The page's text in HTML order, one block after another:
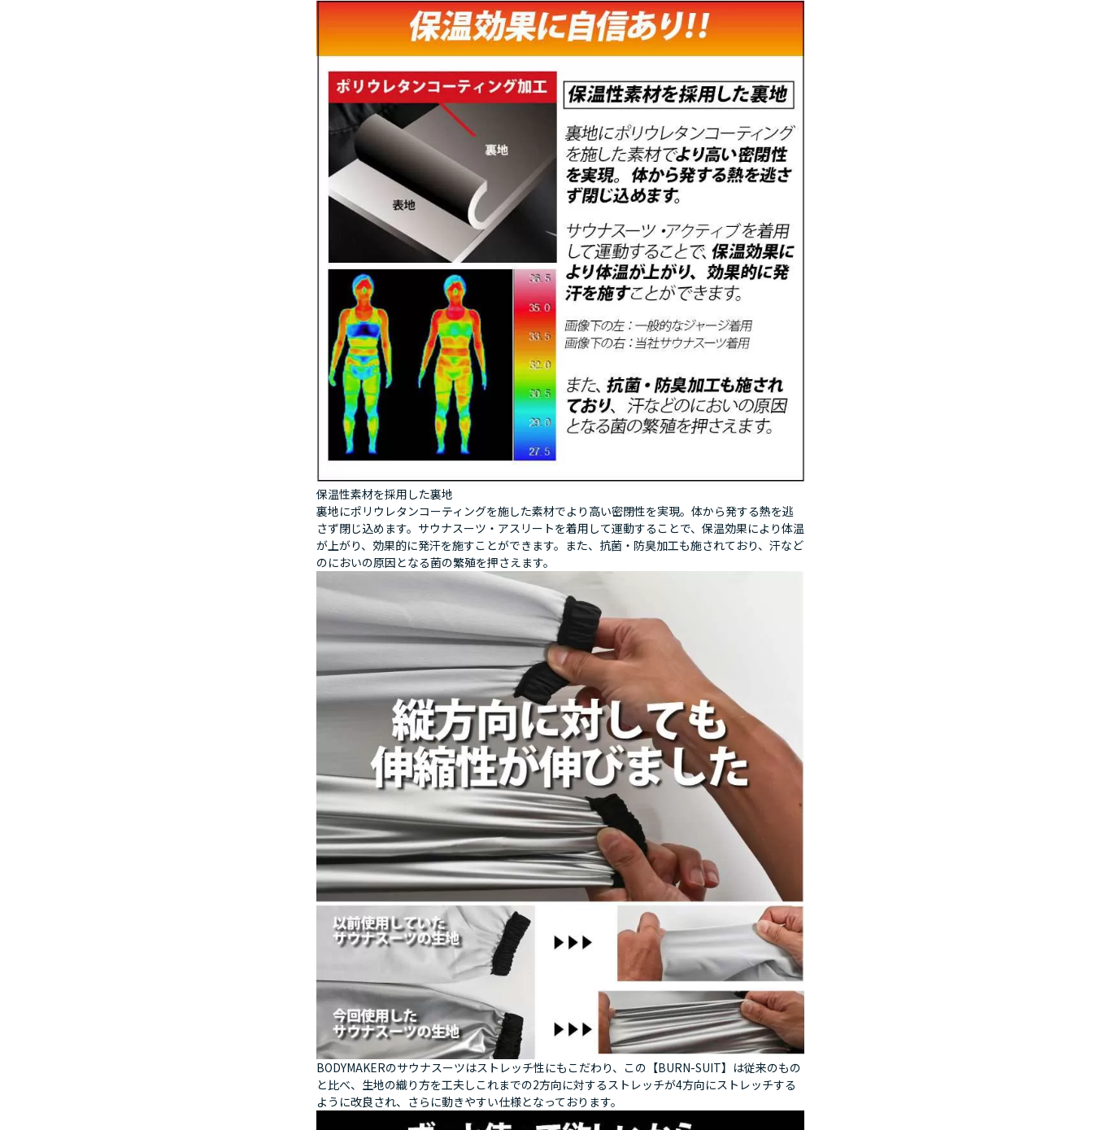
保温性素材を採用した裏地
裏地にポリウレタンコーティングを施した素材でより高い密閉性を実現。体から発する熱を逃
さず閉じ込めます。サウナスーツ・アスリートを着用して運動することで、保温効果により体温
が上がり、効果的に発汗を施すことができます。また、抗菌・防臭加工も施されており、汗など
のにおいの原因となる菌の繁殖を押さえます。
BODYMAKERのサウナスーツはストレッチ性にもこだわり、この【BURN-SUIT】は従来のもの
と比べ、生地の織り方を工夫しこれまでの2方向に対するストレッチが4方向にストレッチする
ように改良され、さらに動きやすい仕様となっております。